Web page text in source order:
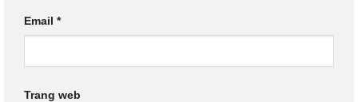
Email *
Trang web